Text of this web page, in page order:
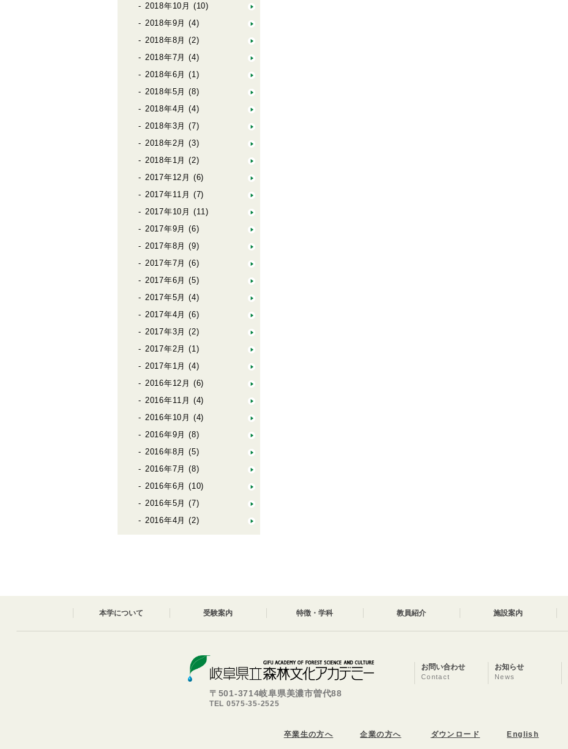
2018年10月 (10)
2018年9月 (4)
2018年8月 (2)
2018年7月 (4)
2018年6月 (1)
2018年5月 (8)
2018年4月 (4)
2018年3月 (7)
2018年2月 (3)
2018年1月 (2)
2017年12月 (6)
2017年11月 (7)
2017年10月 (11)
2017年9月 (6)
2017年8月 (9)
2017年7月 (6)
2017年6月 (5)
2017年5月 (4)
2017年4月 (6)
2017年3月 (2)
2017年2月 (1)
2017年1月 (4)
2016年12月 (6)
2016年11月 (4)
2016年10月 (4)
2016年9月 (8)
2016年8月 (5)
2016年7月 (8)
2016年6月 (10)
2016年5月 (7)
2016年4月 (2)
本学について 受験案内 特徴・学科 教員紹介 施設案内
〒501-3714岐阜県美濃市曽代88
TEL 0575-35-2525
お問い合わせ
Contact
お知らせ
News
卒業生の方へ 企業の方へ ダウンロード English